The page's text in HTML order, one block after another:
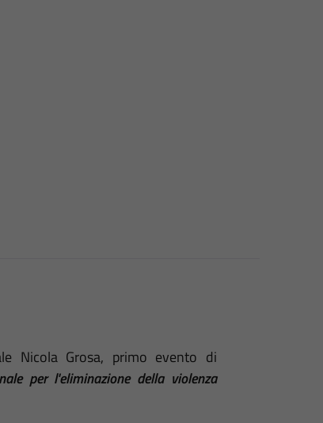
Nicola Grosa, primo evento di
per l'eliminazione della violenza